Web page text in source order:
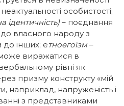
особистості;
ідентичність) – поєднання
власного народу з
інших; етноегоїзм–
виражатися в
рівні як
призму конструкту «мій
наприклад, напруженість і
з представниками